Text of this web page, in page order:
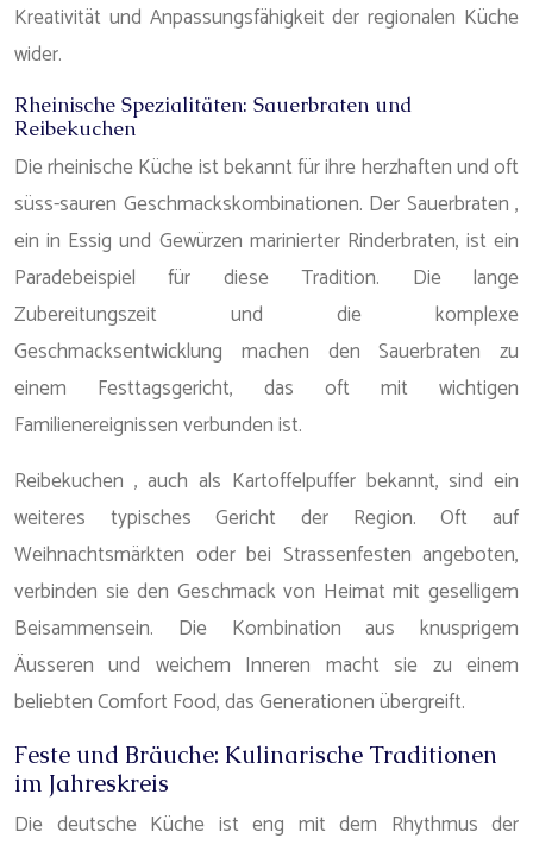
Kreativität und Anpassungsfähigkeit der regionalen Küche
wider.
Rheinische Spezialitäten: Sauerbraten und
Reibekuchen
Die rheinische Küche ist bekannt für ihre herzhaften und oft
süss-sauren Geschmackskombinationen. Der Sauerbraten ,
ein in Essig und Gewürzen marinierter Rinderbraten, ist ein
Paradebeispiel für diese Tradition. Die lange
Zubereitungszeit und die komplexe
Geschmacksentwicklung machen den Sauerbraten zu
einem Festtagsgericht, das oft mit wichtigen
Familienereignissen verbunden ist.
Reibekuchen , auch als Kartoffelpuffer bekannt, sind ein
weiteres typisches Gericht der Region. Oft auf
Weihnachtsmärkten oder bei Strassenfesten angeboten,
verbinden sie den Geschmack von Heimat mit geselligem
Beisammensein. Die Kombination aus knusprigem
Äusseren und weichem Inneren macht sie zu einem
beliebten Comfort Food, das Generationen übergreift.
Feste und Bräuche: Kulinarische Traditionen
im Jahreskreis
Die deutsche Küche ist eng mit dem Rhythmus der